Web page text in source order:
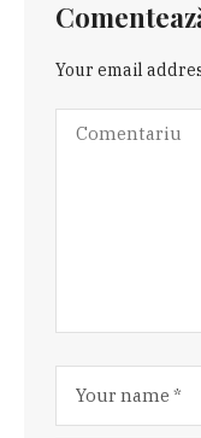
Your email